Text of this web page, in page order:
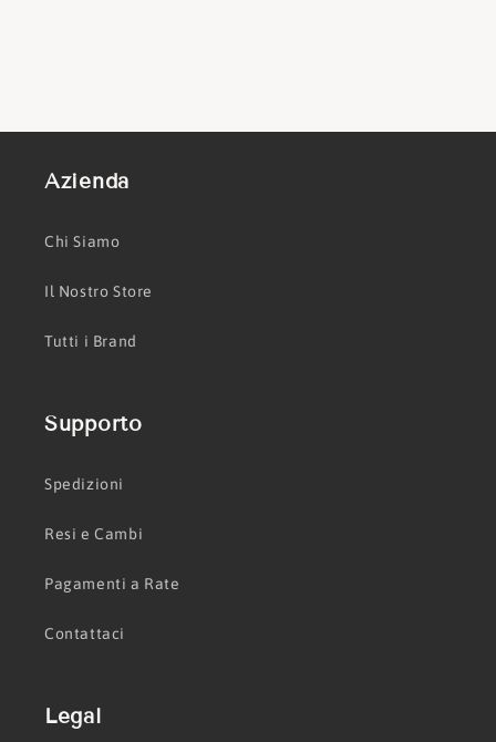
Azienda
Chi Siamo
Il Nostro Store
Tutti i Brand
Supporto
Spedizioni
Resi e Cambi
Pagamenti a Rate
Contattaci
Legal